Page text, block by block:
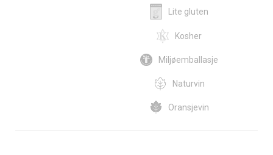
Lite gluten
Kosher
Miljøemballasje
Naturvin
Oransjevin